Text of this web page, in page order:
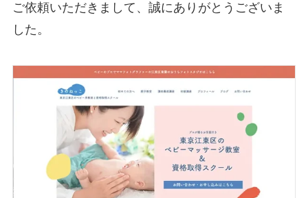
ご依頼いただきまして、誠にありがとうございま
した。